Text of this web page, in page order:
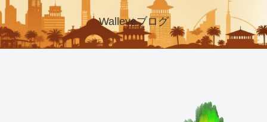
Walleveブログ